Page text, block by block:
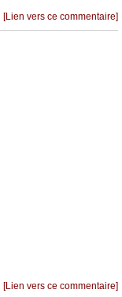
[Lien vers ce commentaire]
[Lien vers ce commentaire]